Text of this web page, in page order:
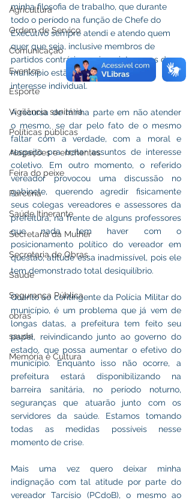
Agricultura
Ordem de Serviço
Comunicação
Eventos
Esporte
Vigilância sanitária
Políticas públicas
Alagações e enchentes
Feira do peixe
Parceria
Saúde Itinerante
Secretaria da Mulher
Secretaria de Obras
Saúde
Segurança Pública
obras
saude
Memória e Cultura
minha filosofia de trabalho, que durante
todo o período na função de Chefe do
Executivo sempre atendi e atendo quem
quer que seja, inclusive membros de
partidos contrários, pois os interesses do
município estão a cima de qualquer
interesse individual.
A recursa de minha parte em não atender
o mesmo, se dar pelo fato de o mesmo
faltar com a verdade, com a moral e
respeito pra tratar assuntos de interesse
coletivo. Em outro momento, o referido
vereador provocou uma discussão no
gabinete, querendo agredir fisicamente
seus colegas vereadores e assessores da
prefeitura, na frente de alguns professores
que nada tem haver com o
posicionamento político do vereador em
questão, atitude essa inadmissível, pois ele
tem demonstrado total desiquilíbrio.
Quanto ao contingente da Polícia Militar do
município, é um problema que já vem de
longas datas, a prefeitura tem feito seu
papel, reivindicando junto ao governo do
estado, que possa aumentar o efetivo do
município. Enquanto isso não ocorre, a
prefeitura estará disponibilizando na
barreira sanitária, no período noturno,
seguranças que atuarão junto com os
servidores da saúde. Estamos tomando
todas as medidas possíveis nesse
momento de crise.
Mais uma vez quero deixar minha
indignação com tal atitude por parte do
vereador Tarcísio (PCdoB), o mesmo ao